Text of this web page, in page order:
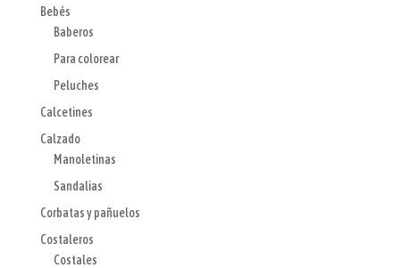
Bebés
Baberos
Para colorear
Peluches
Calcetines
Calzado
Manoletinas
Sandalias
Corbatas y pañuelos
Costaleros
Costales